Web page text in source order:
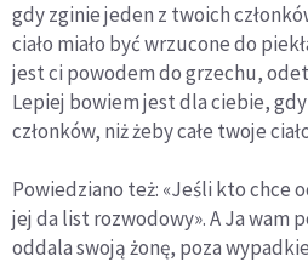
gdy zginie jeden z twoich
ciało miało być wrzucone do
jest ci powodem do grzechu,
Lepiej bowiem jest dla ciebie,
członków, niż żeby całe twoje
Powiedziano też: «Jeśli kto chce
jej da list rozwodowy». A Ja wam
oddala swoją żonę, poza